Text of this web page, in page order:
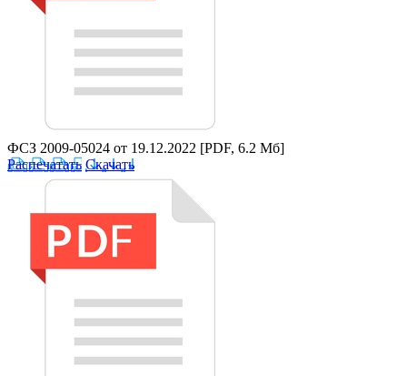
ФСЗ 2009-05024 от 19.12.2022 [PDF, 6.2 Мб]
Распечатать Скачать